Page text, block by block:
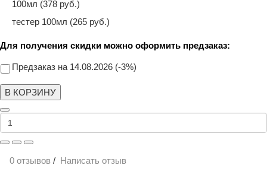
100мл (378 руб.)
тестер 100мл (265 руб.)
Для получения скидки можно оформить предзаказ:
Предзаказ на 14.08.2026 (-3%)
В КОРЗИНУ
0 отзывов / Написать отзыв